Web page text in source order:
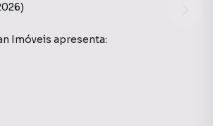
Imóveis apresenta: